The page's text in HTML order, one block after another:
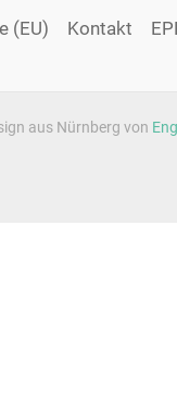
(EU) Kontakt
aus Nürnberg von